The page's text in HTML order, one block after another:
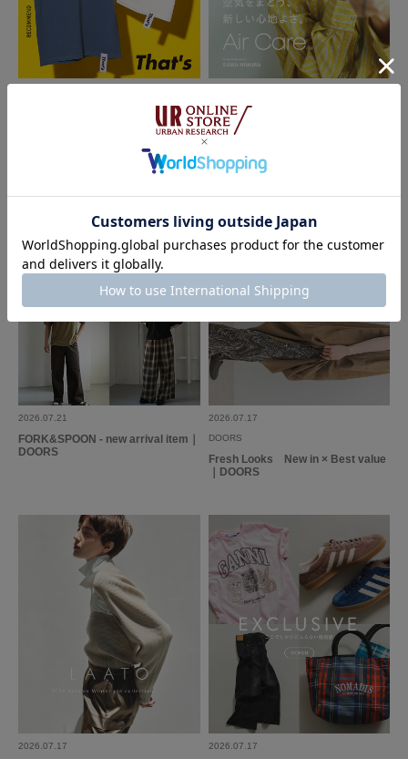
随分前に同じものを買って失くしてしまったので、また購入しました！シン
プルでどんな服にも合うのに付けると付けないでは全然違うので存在感もあ
ります。縁のあるお店で購入したのでお守りのように大切に付けたいと思い
ます。
参考になった
2024.11.17
シンプルなデザインで…
色：SV950 / サイズ：FREE
ミー
使いやすさ:良い
シンプルなデザインで、大きさはぴったり目です。
華奢な感じが素敵です。
配偶者へのプレゼント…
サイズ：FREE
なが
年代:30代 性別:
使いやすさ
:良い
配偶者へのプレゼントで購入しました。シンプルなデザインで合わせやす
く、気に入ってくれています。
That’s SUMMER RECOMMEND｜T
DOORS
UR TECH Air Care Brand Ambass
2026.07.21
FORK&SPOON - new arrival item｜
DOORS
2026.07.17
DOORS
Fresh Looks New in × Best value
｜DOORS
2026.07.17
2026.07.17